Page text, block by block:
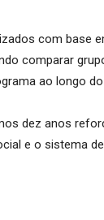
com base
comparar
ao longo
dez anos
e o sistema